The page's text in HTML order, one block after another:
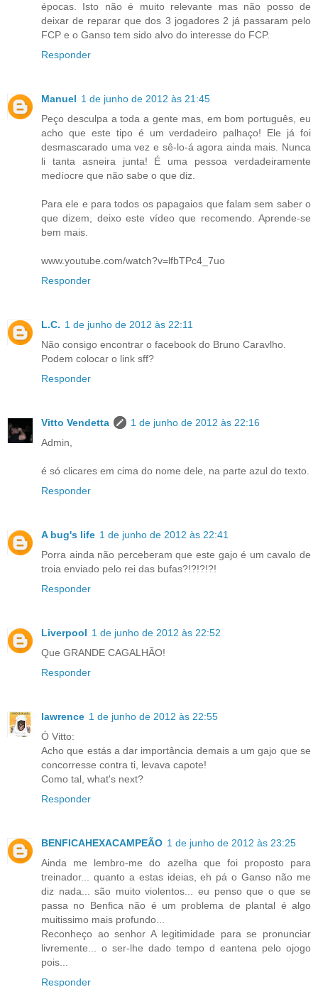
épocas. Isto não é muito relevante mas não posso de
deixar de reparar que dos 3 jogadores 2 já passaram pelo
FCP e o Ganso tem sido alvo do interesse do FCP.
Responder
Manuel 1 de junho de 2012 às 21:45
Peço desculpa a toda a gente mas, em bom português, eu
acho que este tipo é um verdadeiro palhaço! Ele já foi
desmascarado uma vez e sê-lo-á agora ainda mais. Nunca
li tanta asneira junta! É uma pessoa verdadeiramente
medíocre que não sabe o que diz.
Para ele e para todos os papagaios que falam sem saber o
que dizem, deixo este vídeo que recomendo. Aprende-se
bem mais.
www.youtube.com/watch?v=lfbTPc4_7uo
Responder
L.C. 1 de junho de 2012 às 22:11
Não consigo encontrar o facebook do Bruno Caravlho.
Podem colocar o link sff?
Responder
Vitto Vendetta
1 de junho de 2012 às 22:16
Admin,
é só clicares em cima do nome dele, na parte azul do texto.
Responder
A bug's life 1 de junho de 2012 às 22:41
Porra ainda não perceberam que este gajo é um cavalo de
troia enviado pelo rei das bufas?!?!?!?!
Responder
Liverpool 1 de junho de 2012 às 22:52
Que GRANDE CAGALHÃO!
Responder
lawrence 1 de junho de 2012 às 22:55
Ó Vitto:
Acho que estás a dar importância demais a um gajo que se
concorresse contra ti, levava capote!
Como tal, what's next?
Responder
BENFICAHEXACAMPEÃO 1 de junho de 2012 às 23:25
Ainda me lembro-me do azelha que foi proposto para
treinador... quanto a estas ideias, eh pá o Ganso não me
diz nada... são muito violentos... eu penso que o que se
passa no Benfica não é um problema de plantal é algo
muitissimo mais profundo...
Reconheço ao senhor A legitimidade para se pronunciar
livremente... o ser-lhe dado tempo d eantena pelo ojogo
pois...
Responder